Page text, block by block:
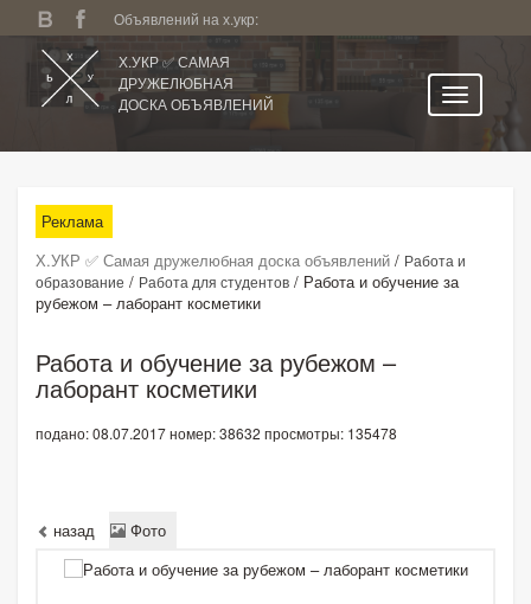
Объявлений на х.укр:
Х.УКР ✅ САМАЯ
ДРУЖЕЛЮБНАЯ
ДОСКА ОБЪЯВЛЕНИЙ
Все регионы
Категории
Избранное
Личный кабинет
Поиск по сайту
Подать объявление
Реклама
Х.УКР ✅ Самая дружелюбная доска объявлений / Работа и
образование / Работа для студентов / Работа и обучение за
рубежом – лаборант косметики
Работа и обучение за рубежом –
лаборант косметики
подано: 08.07.2017номер: 38632 просмотры: 135478
назад Фото